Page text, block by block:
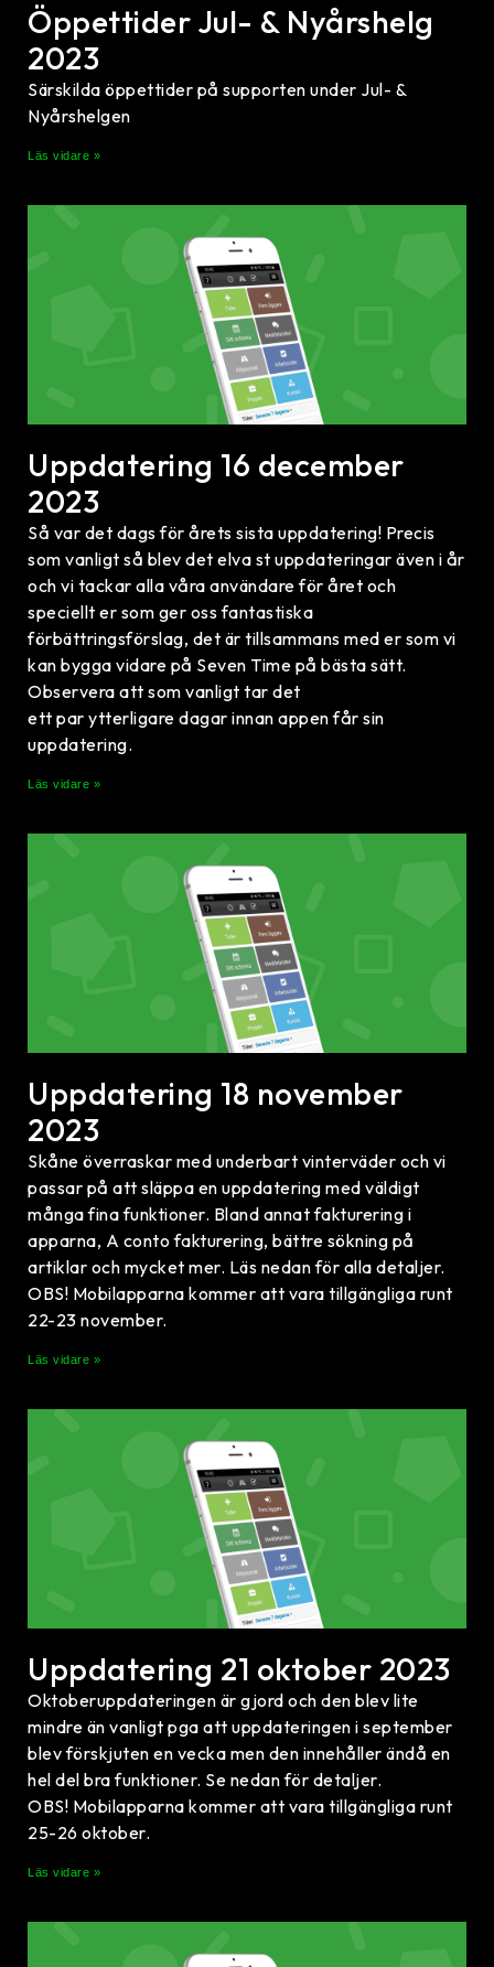
Öppettider Jul- & Nyårshelg
2023
Särskilda öppettider på supporten under Jul- &
Nyårshelgen
Läs vidare »
Uppdatering 16 december
2023
Så var det dags för årets sista uppdatering! Precis
som vanligt så blev det elva st uppdateringar även i år
och vi tackar alla våra användare för året och
speciellt er som ger oss fantastiska
förbättringsförslag, det är tillsammans med er som vi
kan bygga vidare på Seven Time på bästa sätt.
Observera att som vanligt tar det
ett par ytterligare dagar innan appen får sin
uppdatering.
Läs vidare »
Uppdatering 18 november
2023
Skåne överraskar med underbart vinterväder och vi
passar på att släppa en uppdatering med väldigt
många fina funktioner. Bland annat fakturering i
apparna, A conto fakturering, bättre sökning på
artiklar och mycket mer. Läs nedan för alla detaljer.
OBS! Mobilapparna kommer att vara tillgängliga runt
22-23 november.
Läs vidare »
Uppdatering 21 oktober 2023
Oktoberuppdateringen är gjord och den blev lite
mindre än vanligt pga att uppdateringen i september
blev förskjuten en vecka men den innehåller ändå en
hel del bra funktioner. Se nedan för detaljer.
OBS! Mobilapparna kommer att vara tillgängliga runt
25-26 oktober.
Läs vidare »